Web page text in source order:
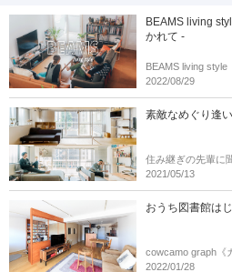
BEAMS living
かれて -
BEAMS living style
2022/08/29
素敵なめぐり逢い
住み継ぎの先輩に
2021/05/13
おうち図書館は
cowcamo graph《
2022/01/28